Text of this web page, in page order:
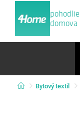
pohodlie
domova
Bytový textil